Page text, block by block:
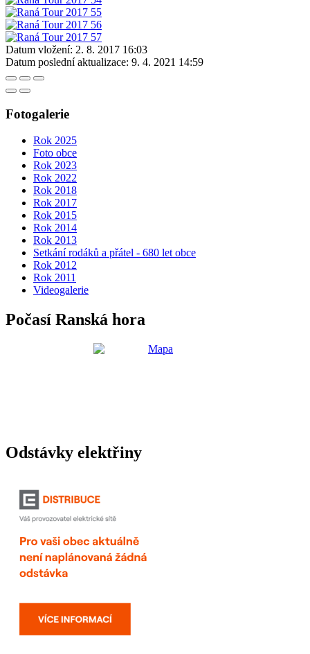
Datum vložení: 2. 8. 2017 16:03
Datum poslední aktualizace: 9. 4. 2021 14:59
Fotogalerie
Rok 2025
Foto obce
Rok 2023
Rok 2022
Rok 2018
Rok 2017
Rok 2015
Rok 2014
Rok 2013
Setkání rodáků a přátel - 680 let obce
Rok 2012
Rok 2011
Videogalerie
Počasí Ranská hora
Odstávky elektřiny